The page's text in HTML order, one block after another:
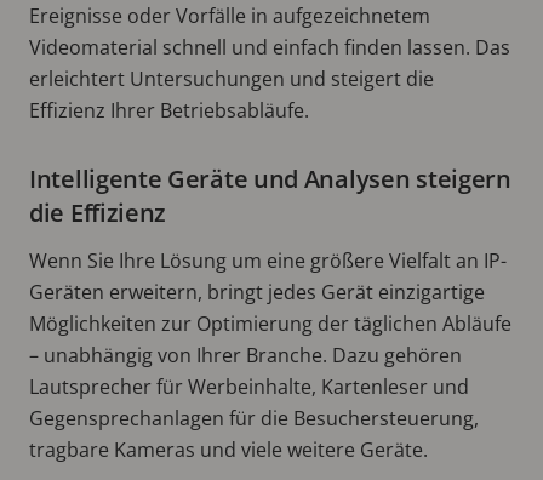
Ereignisse oder Vorfälle in aufgezeichnetem
Videomaterial schnell und einfach finden lassen. Das
erleichtert Untersuchungen und steigert die
Effizienz Ihrer Betriebsabläufe.
Intelligente Geräte und Analysen steigern
die Effizienz
Wenn Sie Ihre Lösung um eine größere Vielfalt an IP-
Geräten erweitern, bringt jedes Gerät einzigartige
Möglichkeiten zur Optimierung der täglichen Abläufe
– unabhängig von Ihrer Branche. Dazu gehören
Lautsprecher für Werbeinhalte, Kartenleser und
Gegensprechanlagen für die Besuchersteuerung,
tragbare Kameras und viele weitere Geräte.